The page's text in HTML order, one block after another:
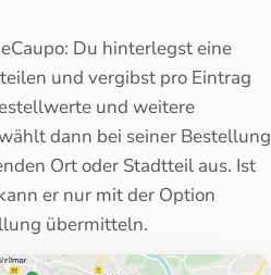
Du hinterlegst eine
und vergibst pro Eintrag
und weitere
dann bei seiner Bestellung
Ort oder Stadtteil aus. Ist
er nur mit der Option
übermitteln.